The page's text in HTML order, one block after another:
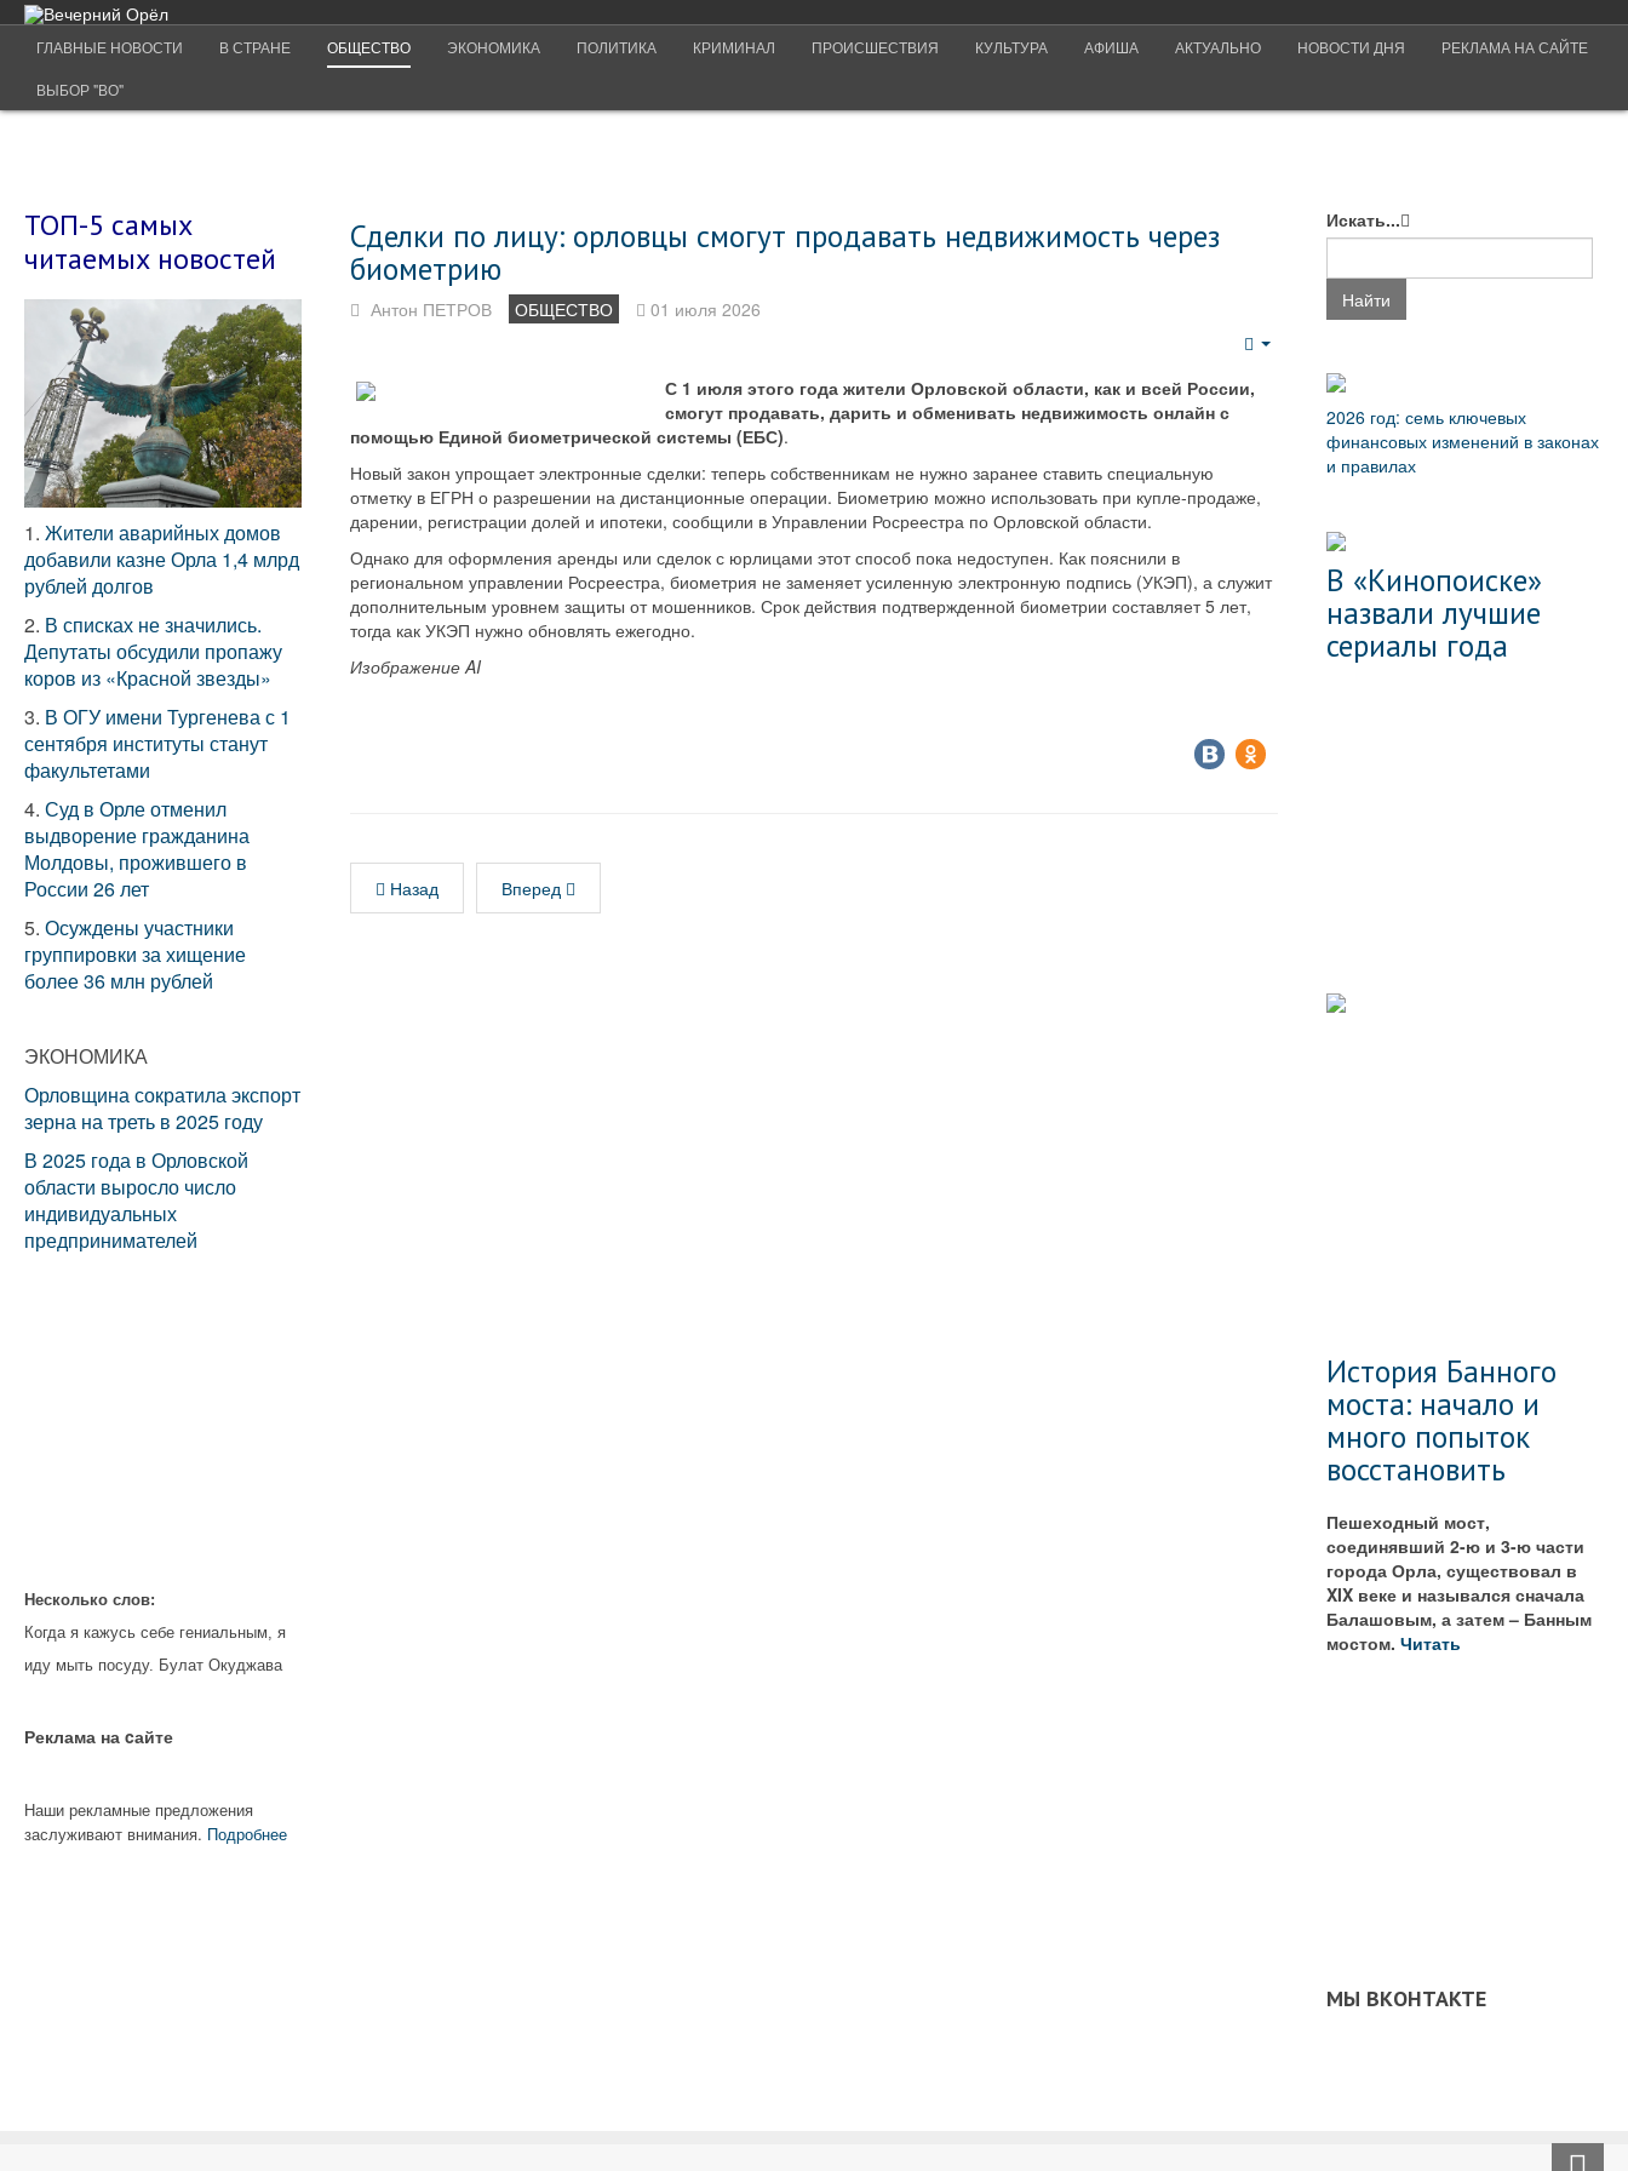
ГЛАВНЫЕ НОВОСТИ В СТРАНЕ ОБЩЕСТВО ЭКОНОМИКА ПОЛИТИКА КРИМИНАЛ ПРОИСШЕСТВИЯ КУЛЬТУРА АФИША АКТУАЛЬНО НОВОСТИ ДНЯ РЕКЛАМА НА САЙТЕ
ВЫБОР "ВО"
Сделки по лицу: орловцы смогут продавать недвижимость через
биометрию
Антон ПЕТРОВ ОБЩЕСТВО 01 июля 2026
С 1 июля этого года жители Орловской области, как и всей России,
смогут продавать, дарить и обменивать недвижимость онлайн с
помощью Единой биометрической системы (ЕБС).
Новый закон упрощает электронные сделки: теперь собственникам не нужно заранее ставить специальную
отметку в ЕГРН о разрешении на дистанционные операции. Биометрию можно использовать при купле-продаже,
дарении, регистрации долей и ипотеки, сообщили в Управлении Росреестра по Орловской области.
Однако для оформления аренды или сделок с юрлицами этот способ пока недоступен. Как пояснили в
региональном управлении Росреестра, биометрия не заменяет усиленную электронную подпись (УКЭП), а служит
дополнительным уровнем защиты от мошенников. Срок действия подтвержденной биометрии составляет 5 лет,
тогда как УКЭП нужно обновлять ежегодно.
Изображение AI
Назад Вперед
ТОП-5 самых
читаемых новостей
1. Жители аварийных домов
добавили казне Орла 1,4 млрд
рублей долгов
2. В списках не значились.
Депутаты обсудили пропажу
коров из «Красной звезды»
3. В ОГУ имени Тургенева с 1
сентября институты станут
факультетами
4. Суд в Орле отменил
выдворение гражданина
Молдовы, прожившего в
России 26 лет
5. Осуждены участники
группировки за хищение
более 36 млн рублей
ЭКОНОМИКА
Орловщина сократила экспорт
зерна на треть в 2025 году
В 2025 года в Орловской
области выросло число
индивидуальных
предпринимателей
Несколько слов:
Когда я кажусь себе гениальным, я
иду мыть посуду. Булат Окуджава
Реклама на cайте
Наши рекламные предложения
заслуживают внимания. Подробнее
Искать...
Найти
2026 год: семь ключевых
финансовых изменений в законах
и правилах
В «Кинопоиске»
назвали лучшие
сериалы года
История Банного
моста: начало и
много попыток
восстановить
Пешеходный мост,
соединявший 2-ю и 3-ю части
города Орла, существовал в
XIX веке и назывался сначала
Балашовым, а затем – Банным
мостом.Читать
МЫ ВКОНТАКТЕ